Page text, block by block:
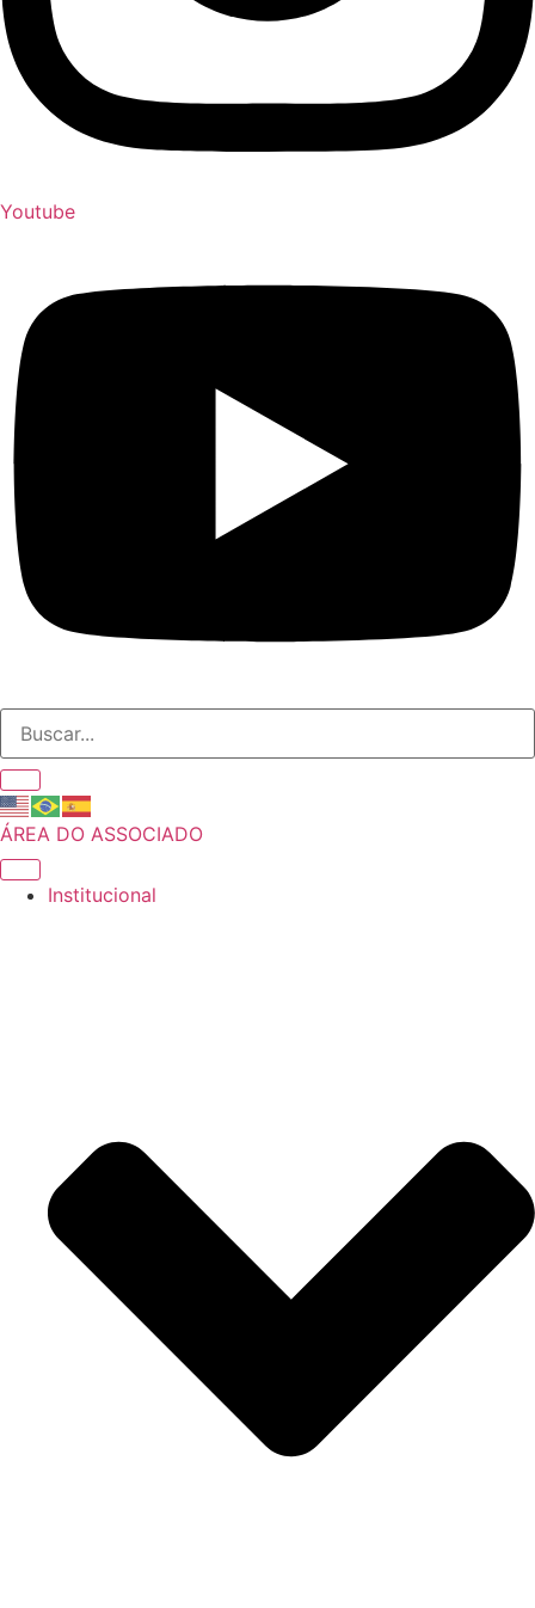
Youtube
ÁREA DO ASSOCIADO
Institucional